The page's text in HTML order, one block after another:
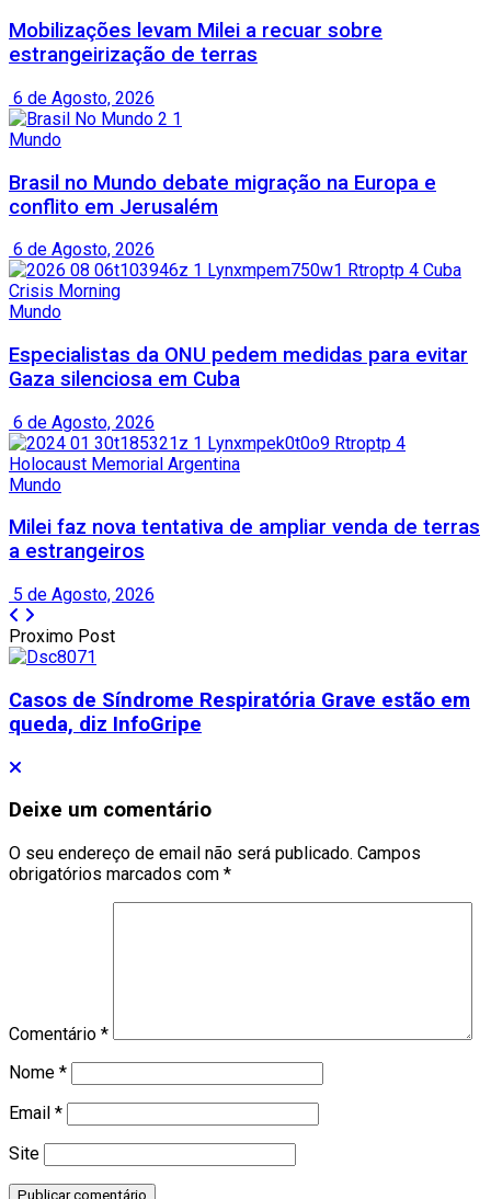
Mobilizações levam Milei a recuar sobre
estrangeirização de terras
6 de Agosto, 2026
Mundo
Brasil no Mundo debate migração na Europa e
conflito em Jerusalém
6 de Agosto, 2026
Mundo
Especialistas da ONU pedem medidas para evitar
Gaza silenciosa em Cuba
6 de Agosto, 2026
Mundo
Milei faz nova tentativa de ampliar venda de terras
a estrangeiros
5 de Agosto, 2026
Proximo Post
Casos de Síndrome Respiratória Grave estão em
queda, diz InfoGripe
Deixe um comentário
O seu endereço de email não será publicado. Campos
obrigatórios marcados com *
Comentário *
Nome *
Email *
Site